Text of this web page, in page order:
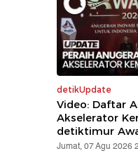
detikUpdate
Video: Daftar
Akselerator
detiktimur
Jumat, 07 Agu 2026